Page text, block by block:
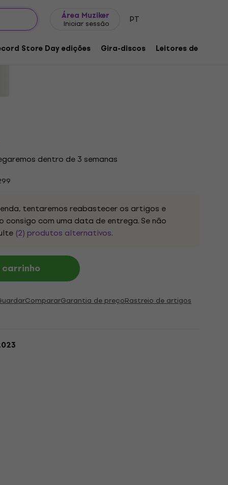
Área Muziker
Iniciar sessão PT
Store Day edições Gira-discos Leitores de música
Heel (LP)
1257049
dentro de 3 semanas
tentaremos reabastecer os artigos e
com uma data de entrega. Se não
(2) produtos alternativos.
CompararGarantia de preçoRastreio de artigos